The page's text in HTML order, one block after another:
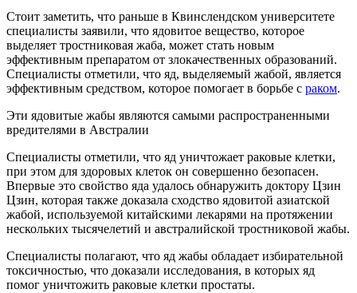
Стоит заметить, что раньше в Квинслендском университете
специалисты заявили, что ядовитое вещество, которое
выделяет тростниковая жаба, может стать новым
эффективным препаратом от злокачественных образований.
Специалисты отметили, что яд, выделяемый жабой, является
эффективным средством, которое помогает в борьбе с раком.
Эти ядовитые жабы являются самыми распространенными
вредителями в Австралии
Специалисты отметили, что яд уничтожает раковые клетки,
при этом для здоровых клеток он совершенно безопасен.
Впервые это свойство яда удалось обнаружить доктору Цзин
Цзин, которая также доказала сходство ядовитой азиатской
жабой, используемой китайскими лекарями на протяжении
нескольких тысячелетий и австралийской тростниковой жабы.
Специалисты полагают, что яд жабы обладает избирательной
токсичностью, что доказали исследования, в которых яд
помог уничтожить раковые клетки простаты.